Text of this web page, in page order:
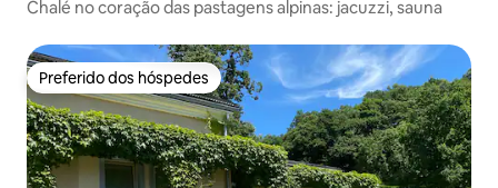
Chalé no coração das pastagens alpinas: jacuzzi, sauna
Preferido dos hóspedes
Preferido dos hóspedes